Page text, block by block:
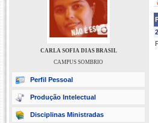
CARLA SOFIA DIAS BRASIL
CAMPUS SOMBRIO
Perfil Pessoal
Produção Intelectual
Disciplinas Ministradas